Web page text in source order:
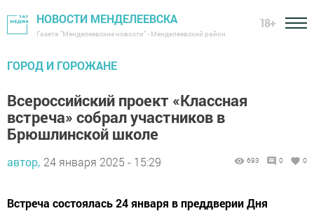
НОВОСТИ МЕНДЕЛЕЕВСКА
Газета "Менделеевские новости" - Менделеевский район
18+
ГОРОД И ГОРОЖАНЕ
Всероссийский проект «Классная
встреча» собрал участников в
Брюшлинской школе
автор, 24 января 2025 - 15:29 693 0 0
Встреча состоялась 24 января в преддверии Дня